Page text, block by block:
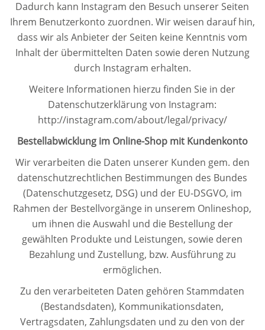
Dadurch kann Instagram den Besuch unserer Seiten
Ihrem Benutzerkonto zuordnen. Wir weisen darauf hin,
dass wir als Anbieter der Seiten keine Kenntnis vom
Inhalt der übermittelten Daten sowie deren Nutzung
durch Instagram erhalten.
Weitere Informationen hierzu finden Sie in der
Datenschutzerklärung von Instagram:
http://instagram.com/about/legal/privacy/
Bestellabwicklung im Online-Shop mit Kundenkonto
Wir verarbeiten die Daten unserer Kunden gem. den
datenschutzrechtlichen Bestimmungen des Bundes
(Datenschutzgesetz, DSG) und der EU-DSGVO, im
Rahmen der Bestellvorgänge in unserem Onlineshop,
um ihnen die Auswahl und die Bestellung der
gewählten Produkte und Leistungen, sowie deren
Bezahlung und Zustellung, bzw. Ausführung zu
ermöglichen.
Zu den verarbeiteten Daten gehören Stammdaten
(Bestandsdaten), Kommunikationsdaten,
Vertragsdaten, Zahlungsdaten und zu den von der